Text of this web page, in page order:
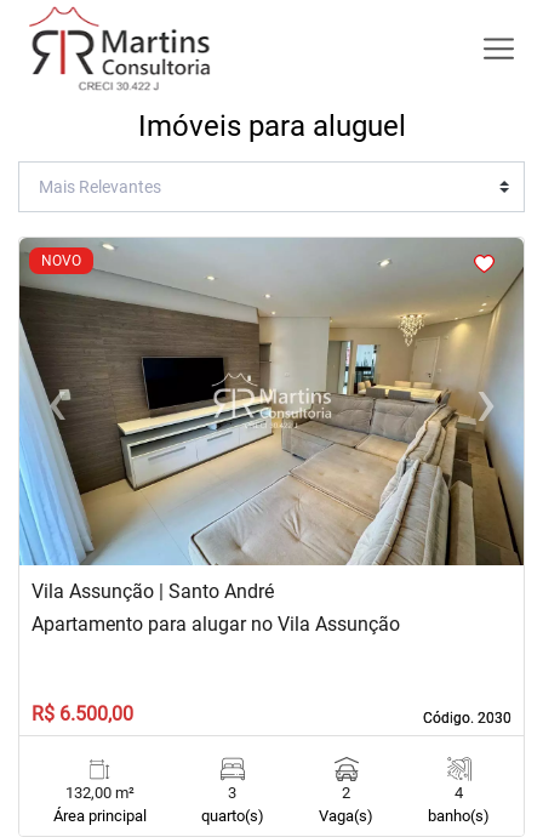
Imóveis para aluguel
NOVO
<<<<
‹Previous ›Next
Vila Assunção | Santo André
Código. 2030
Código. 2030
Apartamento para alugar no Vila Assunção
R$ 6.500,00
132,00 m²
Área principal
3
quarto(s)
2
Vaga(s)
4
banho(s)